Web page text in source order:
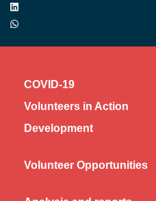
COVID-19
Volunteers in Action
Development
Volunteer Opportunities